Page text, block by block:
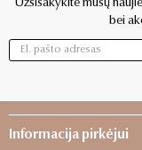
Užsisakykite mūsų
bei
Informacija pirkėjui